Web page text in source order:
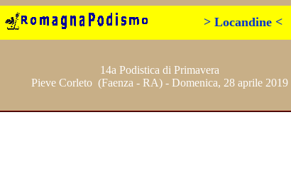
> Locandine <
14a Podistica di Primavera
Pieve Corleto (Faenza - RA) - Domenica, 28 aprile 2019